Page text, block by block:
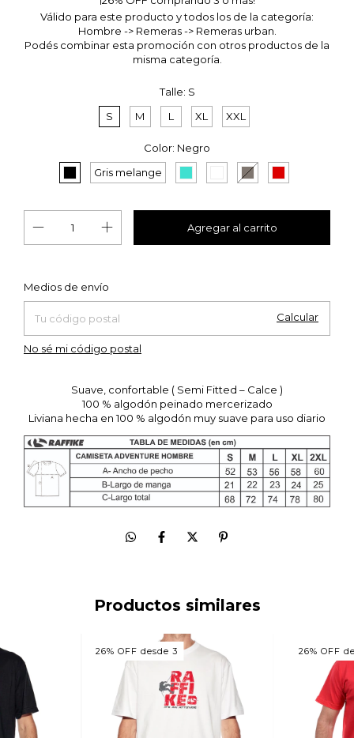
Válido para este producto y todos los de la categoría:
Hombre -> Remeras -> Remeras urban.
Podés combinar esta promoción con otros productos de la
misma categoría.
Talle: S
S
M L XL XXL
Color: Negro
Gris melange
Entregas para el CP:
Medios de envío
Calcular
No sé mi código postal
Suave, confortable ( Semi Fitted – Calce )
100 % algodón peinado mercerizado
Liviana hecha en 100 % algodón muy suave para uso diario
Productos similares
26% OFF desde 3 26% OFF